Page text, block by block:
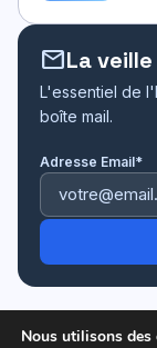
mailLa veille
L'essentiel de
boîte mail.
Adresse Email*
Nous utilisons